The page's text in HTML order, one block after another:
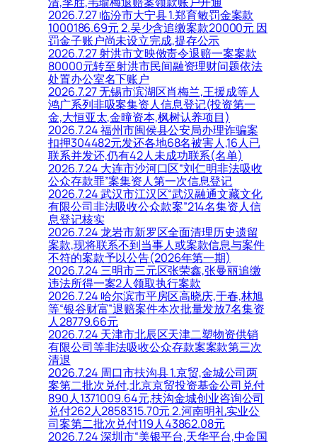
2026.7.27 临汾市大宁县 1.郑育敏罚金案款
1000186.69元 2.吴少含追缴案款20000元 因
罚金子账户尚未设立完成,提存公示
2026.7.27 射洪市文映傚责令退赔一案案款
80000元转至射洪市民间融资理财问题依法
处置办公室名下账户
2026.7.27 无锡市滨湖区肖梅兰,王援成等人
鸿广系列非吸案集资人信息登记(投资第一
金,大恒亚太,金曈资本,枫树认养项目)
2026.7.24 福州市闽侯县公安局办理诈骗案
扣押304482元发还各地68名被害人,16人已
联系并发还,仍有42人未成功联系(名单)
2026.7.24 大连市沙河口区“刘仁明非法吸收
公众存款罪”案集资人第一次信息登记
2026.7.24 武汉市江汉区“武汉融通文藏文化
有限公司非法吸收公众款案”214名集资人信
息登记核实
2026.7.24 龙岩市新罗区全面清理历史遗留
案款,现将联系不到当事人或案款信息与案件
不符的案款予以公告(2026年第一期)
2026.7.24 三明市三元区张荣鑫,张曼丽追缴
违法所得一案2人领取执行案款
2026.7.24 哈尔滨市平房区高晓庆,于春,林旭
等“银谷财富”退赔案件本次批量发放7名集资
人28779.66元
2026.7.24 天津市北辰区天津二塑物资供销
有限公司等非法吸收公众存款案案款第三次
清退
2026.7.24 周口市扶沟县 1.京贸,金城公司两
案第二批次兑付,北京京贸投资基金公司兑付
890人1371009.64元,扶沟金城创业咨询公司
兑付262人2858315.70元 2.河南明礼实业公
司案第二批次兑付119人43862.08元
2026.7.24 深圳市“美银平台,天华平台,中金国